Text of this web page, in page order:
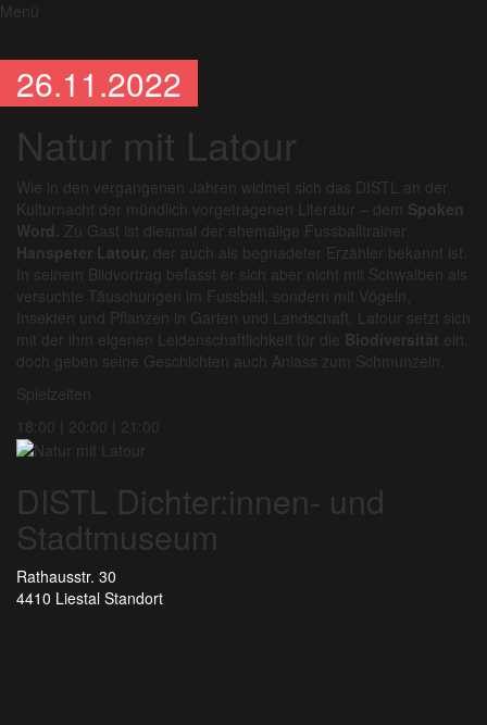
Menü
26.11.2022
Natur mit Latour
Wie in den vergangenen Jahren widmet sich das DISTL an der
Kulturnacht der mündlich vorgetragenen Literatur – dem Spoken
Word. Zu Gast ist diesmal der ehemalige Fussballtrainer
Hanspeter Latour, der auch als begnadeter Erzähler bekannt ist.
In seinem Bildvortrag befasst er sich aber nicht mit Schwalben als
versuchte Täuschungen im Fussball, sondern mit Vögeln,
Insekten und Pflanzen in Garten und Landschaft. Latour setzt sich
mit der ihm eigenen Leidenschaftlichkeit für die Biodiversität ein,
doch geben seine Geschichten auch Anlass zum Schmunzeln.
Spielzeiten
18:00 | 20:00 | 21:00
DISTL Dichter:innen- und
Stadtmuseum
Rathausstr. 30
4410 Liestal Standort